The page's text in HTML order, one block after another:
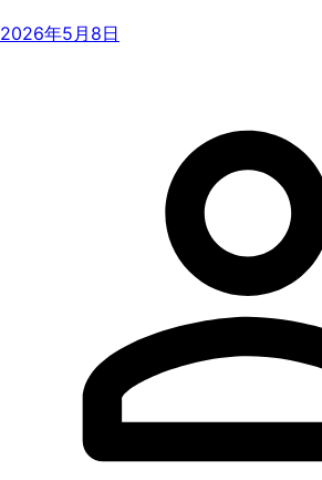
2026年5月8日